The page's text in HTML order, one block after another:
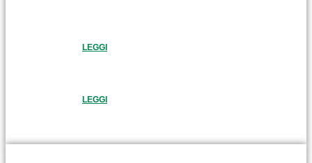
LEGGI
LEGGI